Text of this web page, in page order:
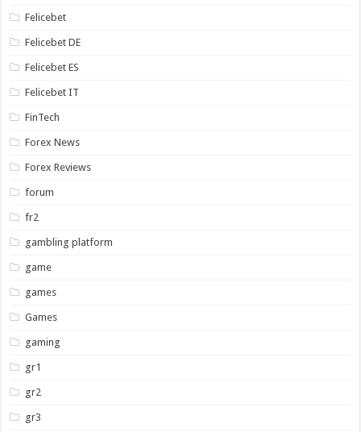
Felicebet
Felicebet DE
Felicebet ES
Felicebet IT
FinTech
Forex News
Forex Reviews
forum
fr2
gambling platform
game
games
Games
gaming
gr1
gr2
gr3